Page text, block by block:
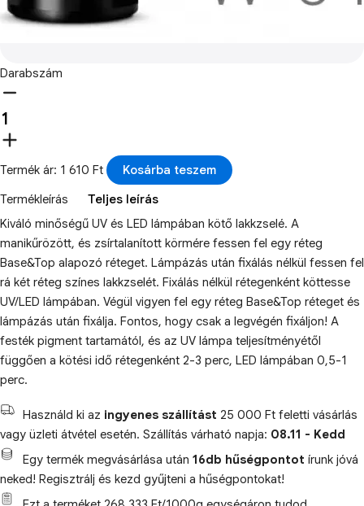
Darabszám
Termék ár: 1 610 Ft
Kosárba teszem
Termékleírás
Teljes leírás
Kiváló minőségű UV és LED lámpában kötő lakkzselé. A
manikűrözött, és zsírtalanított körmére fessen fel egy réteg
Base&Top alapozó réteget. Lámpázás után fixálás nélkül fessen fel
rá két réteg színes lakkzselét. Fixálás nélkül rétegenként köttesse
UV/LED lámpában. Végül vigyen fel egy réteg Base&Top réteget és
lámpázás után fixálja. Fontos, hogy csak a legvégén fixáljon! A
festék pigment tartamától, és az UV lámpa teljesítményétől
függően a kötési idő rétegenként 2-3 perc, LED lámpában 0,5-1
perc.
Használd ki az ingyenes szállítást 25 000 Ft feletti vásárlás
vagy üzleti átvétel esetén. Szállítás várható napja: 08.11 - Kedd
Egy termék megvásárlása után 16db hűségpontot írunk jóvá
neked! Regisztrálj és kezd gyűjteni a hűségpontokat!